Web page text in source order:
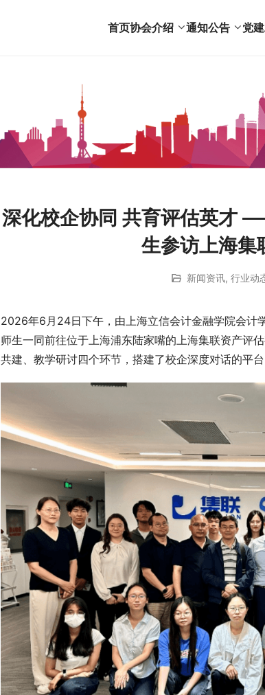
首页协会介绍 通知公告 党
深化校企协同 共育评估英才
生参访上海集
新闻资讯, 行业动
2026年6月24日下午，由上海立信会计金融学院会计
师生一同前往位于上海浦东陆家嘴的上海集联资产评
共建、教学研讨四个环节，搭建了校企深度对话的平